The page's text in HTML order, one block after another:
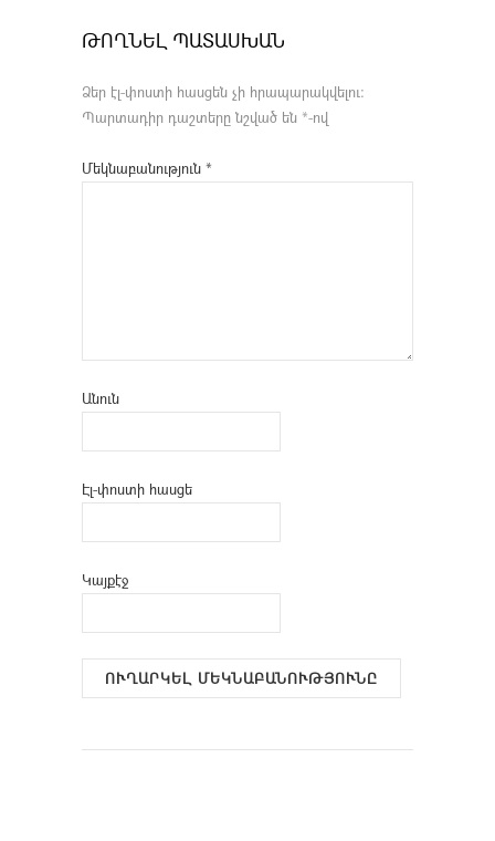
ԹՈՂՆԵԼ ՊԱՏԱՍԽԱՆ
Ձեր էլ-փոստի հասցեն չի հրապարակվելու։
Պարտադիր դաշտերը նշված են *-ով
Մեկնաբանություն *
Անուն
Էլ-փոստի հասցե
Կայքէջ